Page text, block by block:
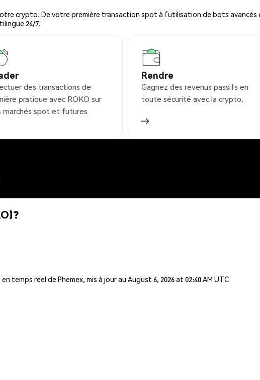
crypto. De votre première transaction spot à l’utilisation de bots
24/7.
des transactions de
pratique avec ROKO sur
marchés spot et futures
Rendre
Gagnez des revenus passifs en
toute sécurité avec la crypto.
réel de Phemex, mis à jour au August 6, 2026 at 02:40 AM UTC